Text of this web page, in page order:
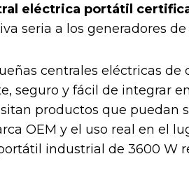
eléctrica portátil
seria a los generadores
centrales eléctricas de
seguro y fácil de integrar
productos que puedan
OEM y el uso real en el
industrial de 3600 W